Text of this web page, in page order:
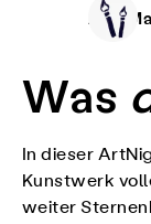
Alle
Was
In dieser
Kunstwerk
weiter